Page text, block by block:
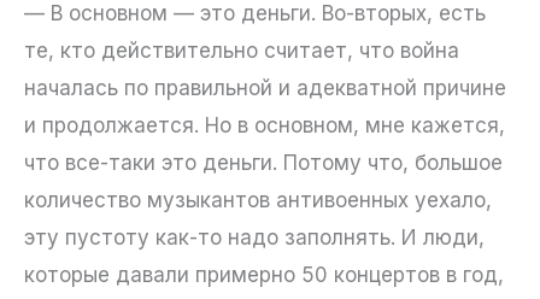
— В основном — это деньги. Во-вторых, есть
те, кто действительно считает, что война
началась по правильной и адекватной причине
и продолжается. Но в основном, мне кажется,
что все-таки это деньги. Потому что, большое
количество музыкантов антивоенных уехало,
эту пустоту как-то надо заполнять. И люди,
которые давали примерно 50 концертов в год,